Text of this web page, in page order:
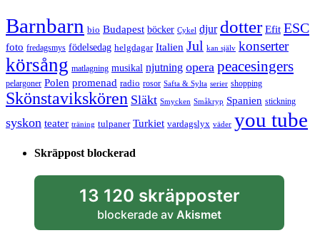
Barnbarn bio Budapest böcker Cykel djur dotter Efit ESC
foto fredagsmys födelsedag helgdagar Italien Jul kan själv konserter
körsång matlagning musikal njutning opera peacesingers
pelargoner Polen promenad radio rosor Safta & Sylta serier shopping
Skönstavikskören Släkt Smycken Småkryp Spanien stickning
syskon teater träning tulpaner Turkiet vardagslyx väder you tube
Skräppost blockerad
13 120 skräpposter
blockerade av Akismet